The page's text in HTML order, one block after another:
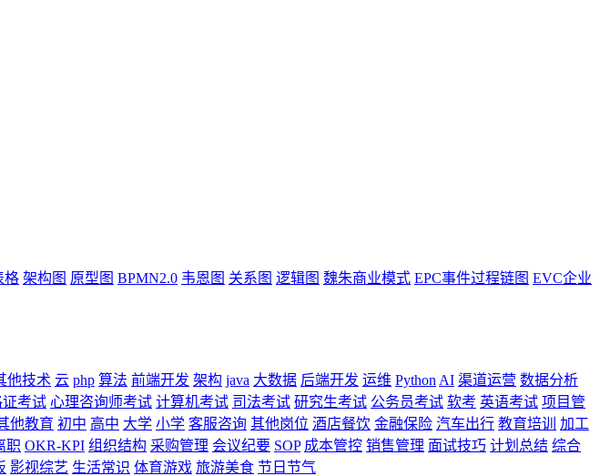
格 架构图 原型图 BPMN2.0 韦恩图 关系图 逻辑图 魏朱商业模式 EPC事件过程链图 EVC企业
他技术 云 php 算法 前端开发 架构 java 大数据 后端开发 运维 Python AI 渠道运营 数据分析
考试 心理咨询师考试 计算机考试 司法考试 研究生考试 公务员考试 软考 英语考试 项目管
他教育 初中 高中 大学 小学 客服咨询 其他岗位 酒店餐饮 金融保险 汽车出行 教育培训
加工
职 OKR-KPI 组织结构 采购管理 会议纪要 SOP 成本管控 销售管理 面试技巧 计划总结 综合
影视综艺 生活常识 体育游戏 旅游美食 节日节气